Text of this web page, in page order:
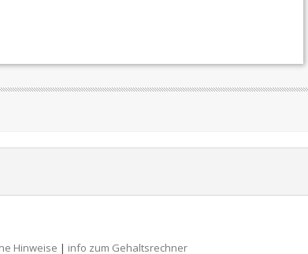
Hinweise | info zum Gehaltsrechner